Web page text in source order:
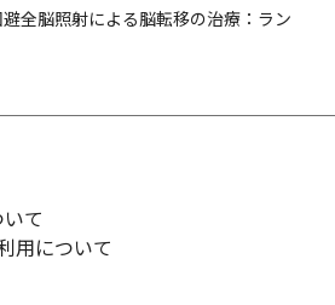
全脳照射による脳転移の治療：ラン
て
用について